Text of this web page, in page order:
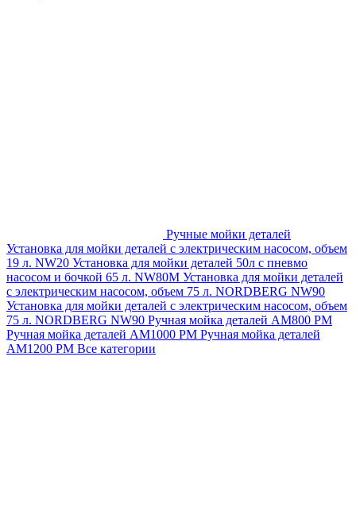
Ручные мойки деталей
Установка для мойки деталей с электрическим насосом, объем
19 л. NW20 Установка для мойки деталей 50л с пневмо
насосом и бочкой 65 л. NW80M Установка для мойки деталей
с электрическим насосом, объем 75 л. NORDBERG NW90
Установка для мойки деталей с электрическим насосом, объем
75 л. NORDBERG NW90 Ручная мойка деталей АМ800 РМ
Ручная мойка деталей АМ1000 РМ Ручная мойка деталей
АМ1200 РМ Все категории